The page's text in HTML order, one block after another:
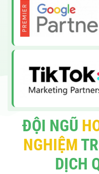
ĐỘI NGŨ
NGHIỆM
DỊCH